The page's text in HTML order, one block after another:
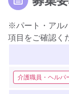
※パート・アル
項目をご確認く
介護職員・ヘルパ